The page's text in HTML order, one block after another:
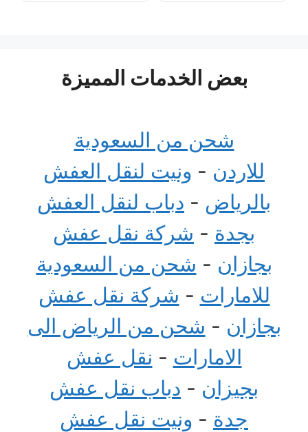
بعض الخدمات المميزة
شحن من السعودية
للاردن - ونيت لنقل العفش
بالرياض - دباب لنقل العفش
بجدة - شركة نقل عفش
بجازان - شحن من السعودية
للامارات - شركة نقل عفش
بجازان - شحن من الرياض الى
الامارات - نقل عفش
بجيزان - دباب نقل عفش
جدة - ونيت نقل عفش